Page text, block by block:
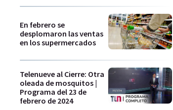
En febrero se
desplomaron las ventas
en los supermercados
Telenueve al Cierre: Otra
oleada de mosquitos |
Programa del 23 de
febrero de 2024